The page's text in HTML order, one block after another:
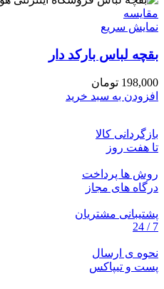
مقايسه
نمایش سریع
بقچه لباس بارکد دار
198,000 تومان
افزودن به سبد خرید
بازگردانی کالا
تا هفت روز
روش ها پرداخت
درگاه های مجاز
پشتیبانی مشتریان
7 / 24
نحوه ی ارسال
پست و تیپاکس